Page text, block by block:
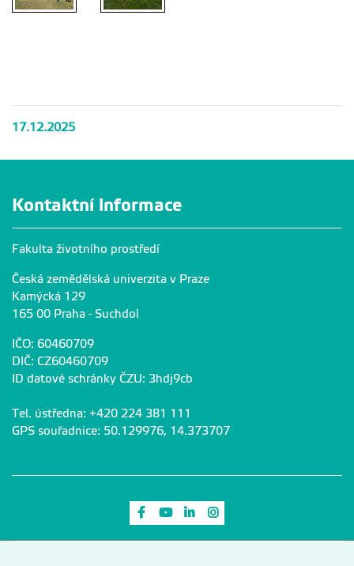
17.12.2025
Kontaktní informace
Fakulta životního prostředí
Česká zemědělská univerzita v Praze
Kamýcká 129
165 00 Praha - Suchdol
IČO: 60460709
DIČ: CZ60460709
ID datové schránky ČZU: 3hdj9cb
Tel. ústředna: +420 224 381 111
GPS souřadnice: 50.129976, 14.373707
Odkaz na Facebook
Odkaz na Youtube
Odkaz na LinkedIn